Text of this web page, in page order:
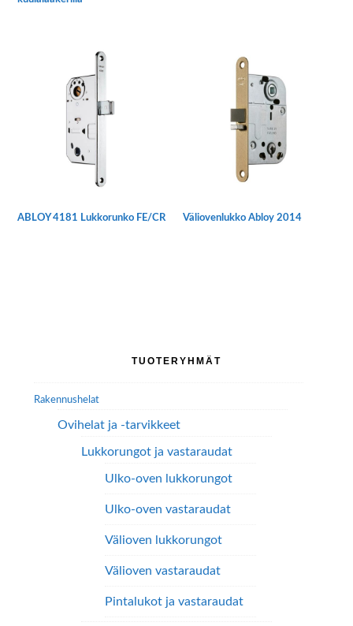
ABLOY 4181 Lukkorunko FE/CR
Väliovenlukko Abloy 2014
valinnat
TUOTERYHMÄT
Rakennushelat
Ovihelat ja -tarvikkeet
Lukkorungot ja vastaraudat
Ulko-oven lukkorungot
Ulko-oven vastaraudat
Välioven lukkorungot
Välioven vastaraudat
Pintalukot ja vastaraudat